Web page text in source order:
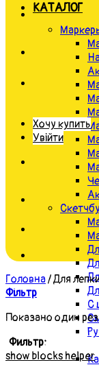
КАТАЛОГ
С
Хочу купить
Увійти
Головна/Для
Фільтр
Показано один
Фильтр:
show blocks helper